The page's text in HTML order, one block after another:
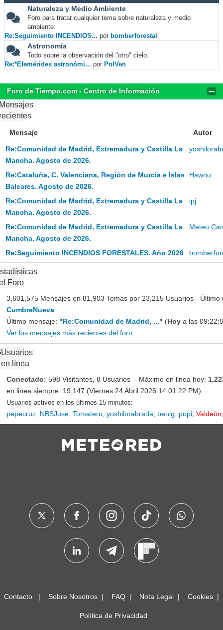
Naturaleza y Medio Ambiente
Foro para tratar cualquier tema sobre naturaleza y medio
ambiente.
Re:Seguimiento INCENDIOS... por bomberforestal
Astronomía
Todo sobre la observación del "otro" cielo.
Re:*Efemérides astronómi... por PolVen
Foro de Tiempo.com - Centro de Información
Mensaje Autor
Re:Comunidad de Madrid, Extremadura y Castilla La
Mancha. Agosto de 2026.
Re:Cataluña, C. Valenciana, Región de Murcia e Islas
Baleares. Agosto de 2026.
Hawnu
Re:Comunidad de Madrid, Extremadura y Castilla La
Mancha. Agosto de 2026.
ipj
Re:Comunidad de Madrid, Extremadura y Castilla La
Mancha. Agosto de 2026.
Meteo
Re:Seguimiento INCENDIOS FORESTALES. Año 2026
Foro
3,601,575 Mensajes en 81,903 Temas por 23,215 Usuarios - Último
CumbreNueva
Último mensaje: "Re:Comunidad de Madrid, ..." (Hoy a las
Ver los mensajes más recientes del foro.
Usuarios
en línea
Conectado: 598 Visitantes, 8 Usuarios - Máximo en linea hoy:
en linea siempre: 19,147 (Viernes 24 Abril 2026 14:01:22 PM)
Usuarios activos en los últimos 15 minutos:
pepecruz NBSJose Tomatero yoshilorabrada benig popi Valdeón
Contacto Sobre Nosotros FAQ Nota Legal Cookies
Política de Privacidad